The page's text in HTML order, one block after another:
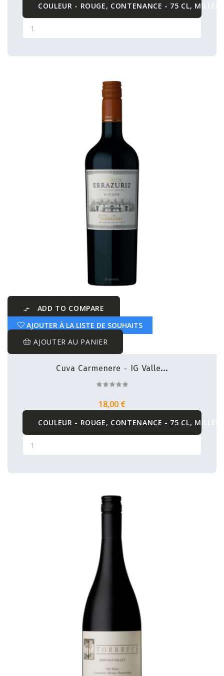
COULEUR - ROUGE, CONTENANCE - 75 CL,

ADD TO COMPARE
AJOUTER À LA LISTE DE SOUHAITS
AJOUTER AU PANIER
Cuva Carmenere - IG Valle...
18,00 €
COULEUR - ROUGE, CONTENANCE - 75 CL,